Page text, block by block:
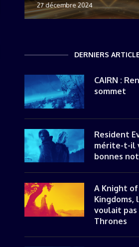
27 décembre 2024
DERNIERS
CAIRN :
sommet
Resident
mérite-t-il
bonnes
A Knight
Kingdoms,
voulait
Thrones